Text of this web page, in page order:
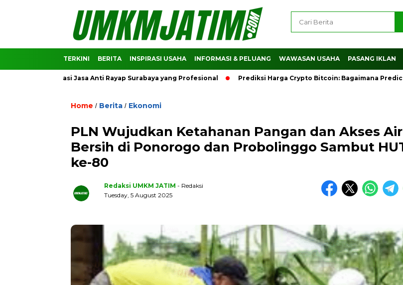
TERKINI BERITA INSPIRASI USAHA INFORMASI & PELUANG WAWASAN USAHA PASANG IKLAN
Jasa Anti Rayap Surabaya yang Profesional Prediksi Harga Crypto Bitcoin: Bagaimana Prediction
Home / Berita / Ekonomi
PLN Wujudkan Ketahanan Pangan dan Akses Air
Bersih di Ponorogo dan Probolinggo Sambut
ke-80
Redaksi UMKM JATIM - Redaksi
Tuesday, 5 August 2025